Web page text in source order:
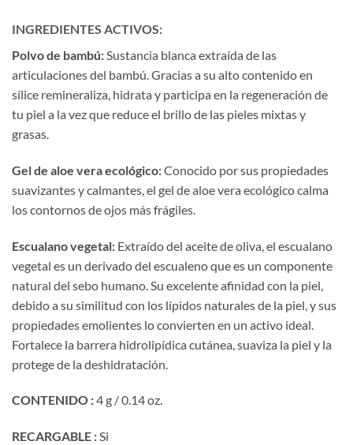
INGREDIENTES ACTIVOS:
Polvo de bambú:Sustancia blanca extraída de las
articulaciones del bambú. Gracias a su alto contenido en
sílice remineraliza, hidrata y participa en la regeneración de
tu piel a la vez que reduce el brillo de las pieles mixtas y
grasas.
Gel de aloe vera ecológico:Conocido por sus propiedades
suavizantes y calmantes, el gel de aloe vera ecológico calma
los contornos de ojos más frágiles.
Escualano vegetal: Extraído del aceite de oliva, el escualano
vegetal es un derivado del escualeno que es un componente
natural del sebo humano. Su excelente afinidad con la piel,
debido a su similitud con los lípidos naturales de la piel, y sus
propiedades emolientes lo convierten en un activo ideal.
Fortalece la barrera hidrolipídica cutánea, suaviza la piel y la
protege de la deshidratación.
CONTENIDO :4 g / 0.14 oz.
RECARGABLE :Si